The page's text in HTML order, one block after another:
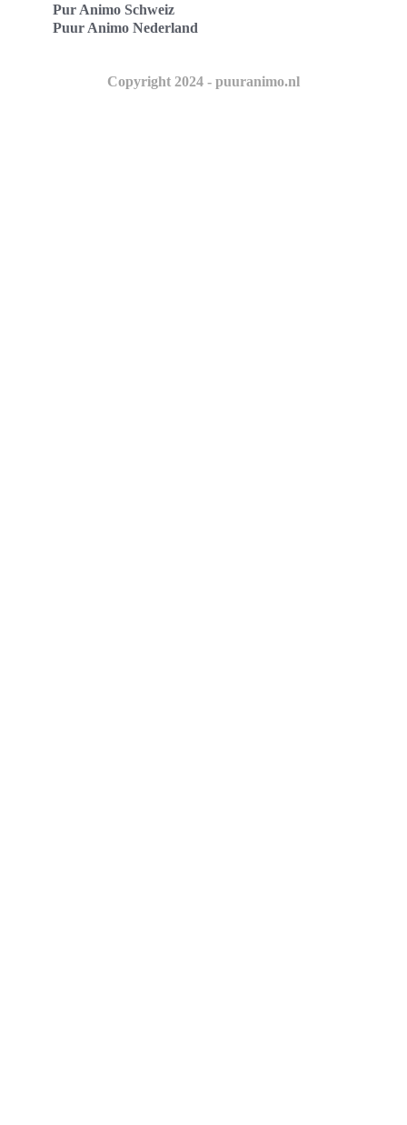
Pur Animo Schweiz
Puur Animo Nederland
Copyright 2024 - puuranimo.nl